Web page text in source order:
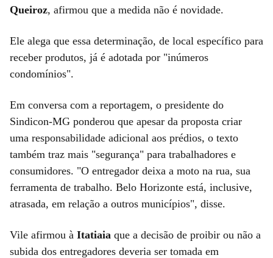
Queiroz, afirmou que a medida não é novidade.
Ele alega que essa determinação, de local específico para
receber produtos, já é adotada por "inúmeros
condomínios".
Em conversa com a reportagem, o presidente do
Sindicon-MG ponderou que apesar da proposta criar
uma responsabilidade adicional aos prédios, o texto
também traz mais "segurança" para trabalhadores e
consumidores. "O entregador deixa a moto na rua, sua
ferramenta de trabalho. Belo Horizonte está, inclusive,
atrasada, em relação a outros municípios", disse.
Vile afirmou à Itatiaia que a decisão de proibir ou não a
subida dos entregadores deveria ser tomada em